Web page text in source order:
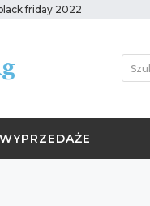
friday 2022
WYPRZEDAŻE